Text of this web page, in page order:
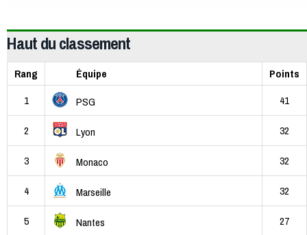
Haut du classement
Rang Équipe
Points
1
PSG 41
2 Lyon 32
3 Monaco 32
4 Marseille 32
5 Nantes
27